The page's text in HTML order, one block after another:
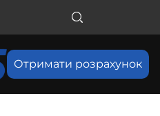
Отримати розрахунок